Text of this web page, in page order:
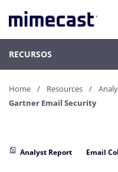
RECURSOS
Home Resources
Gartner Email Security
Analyst Report Email